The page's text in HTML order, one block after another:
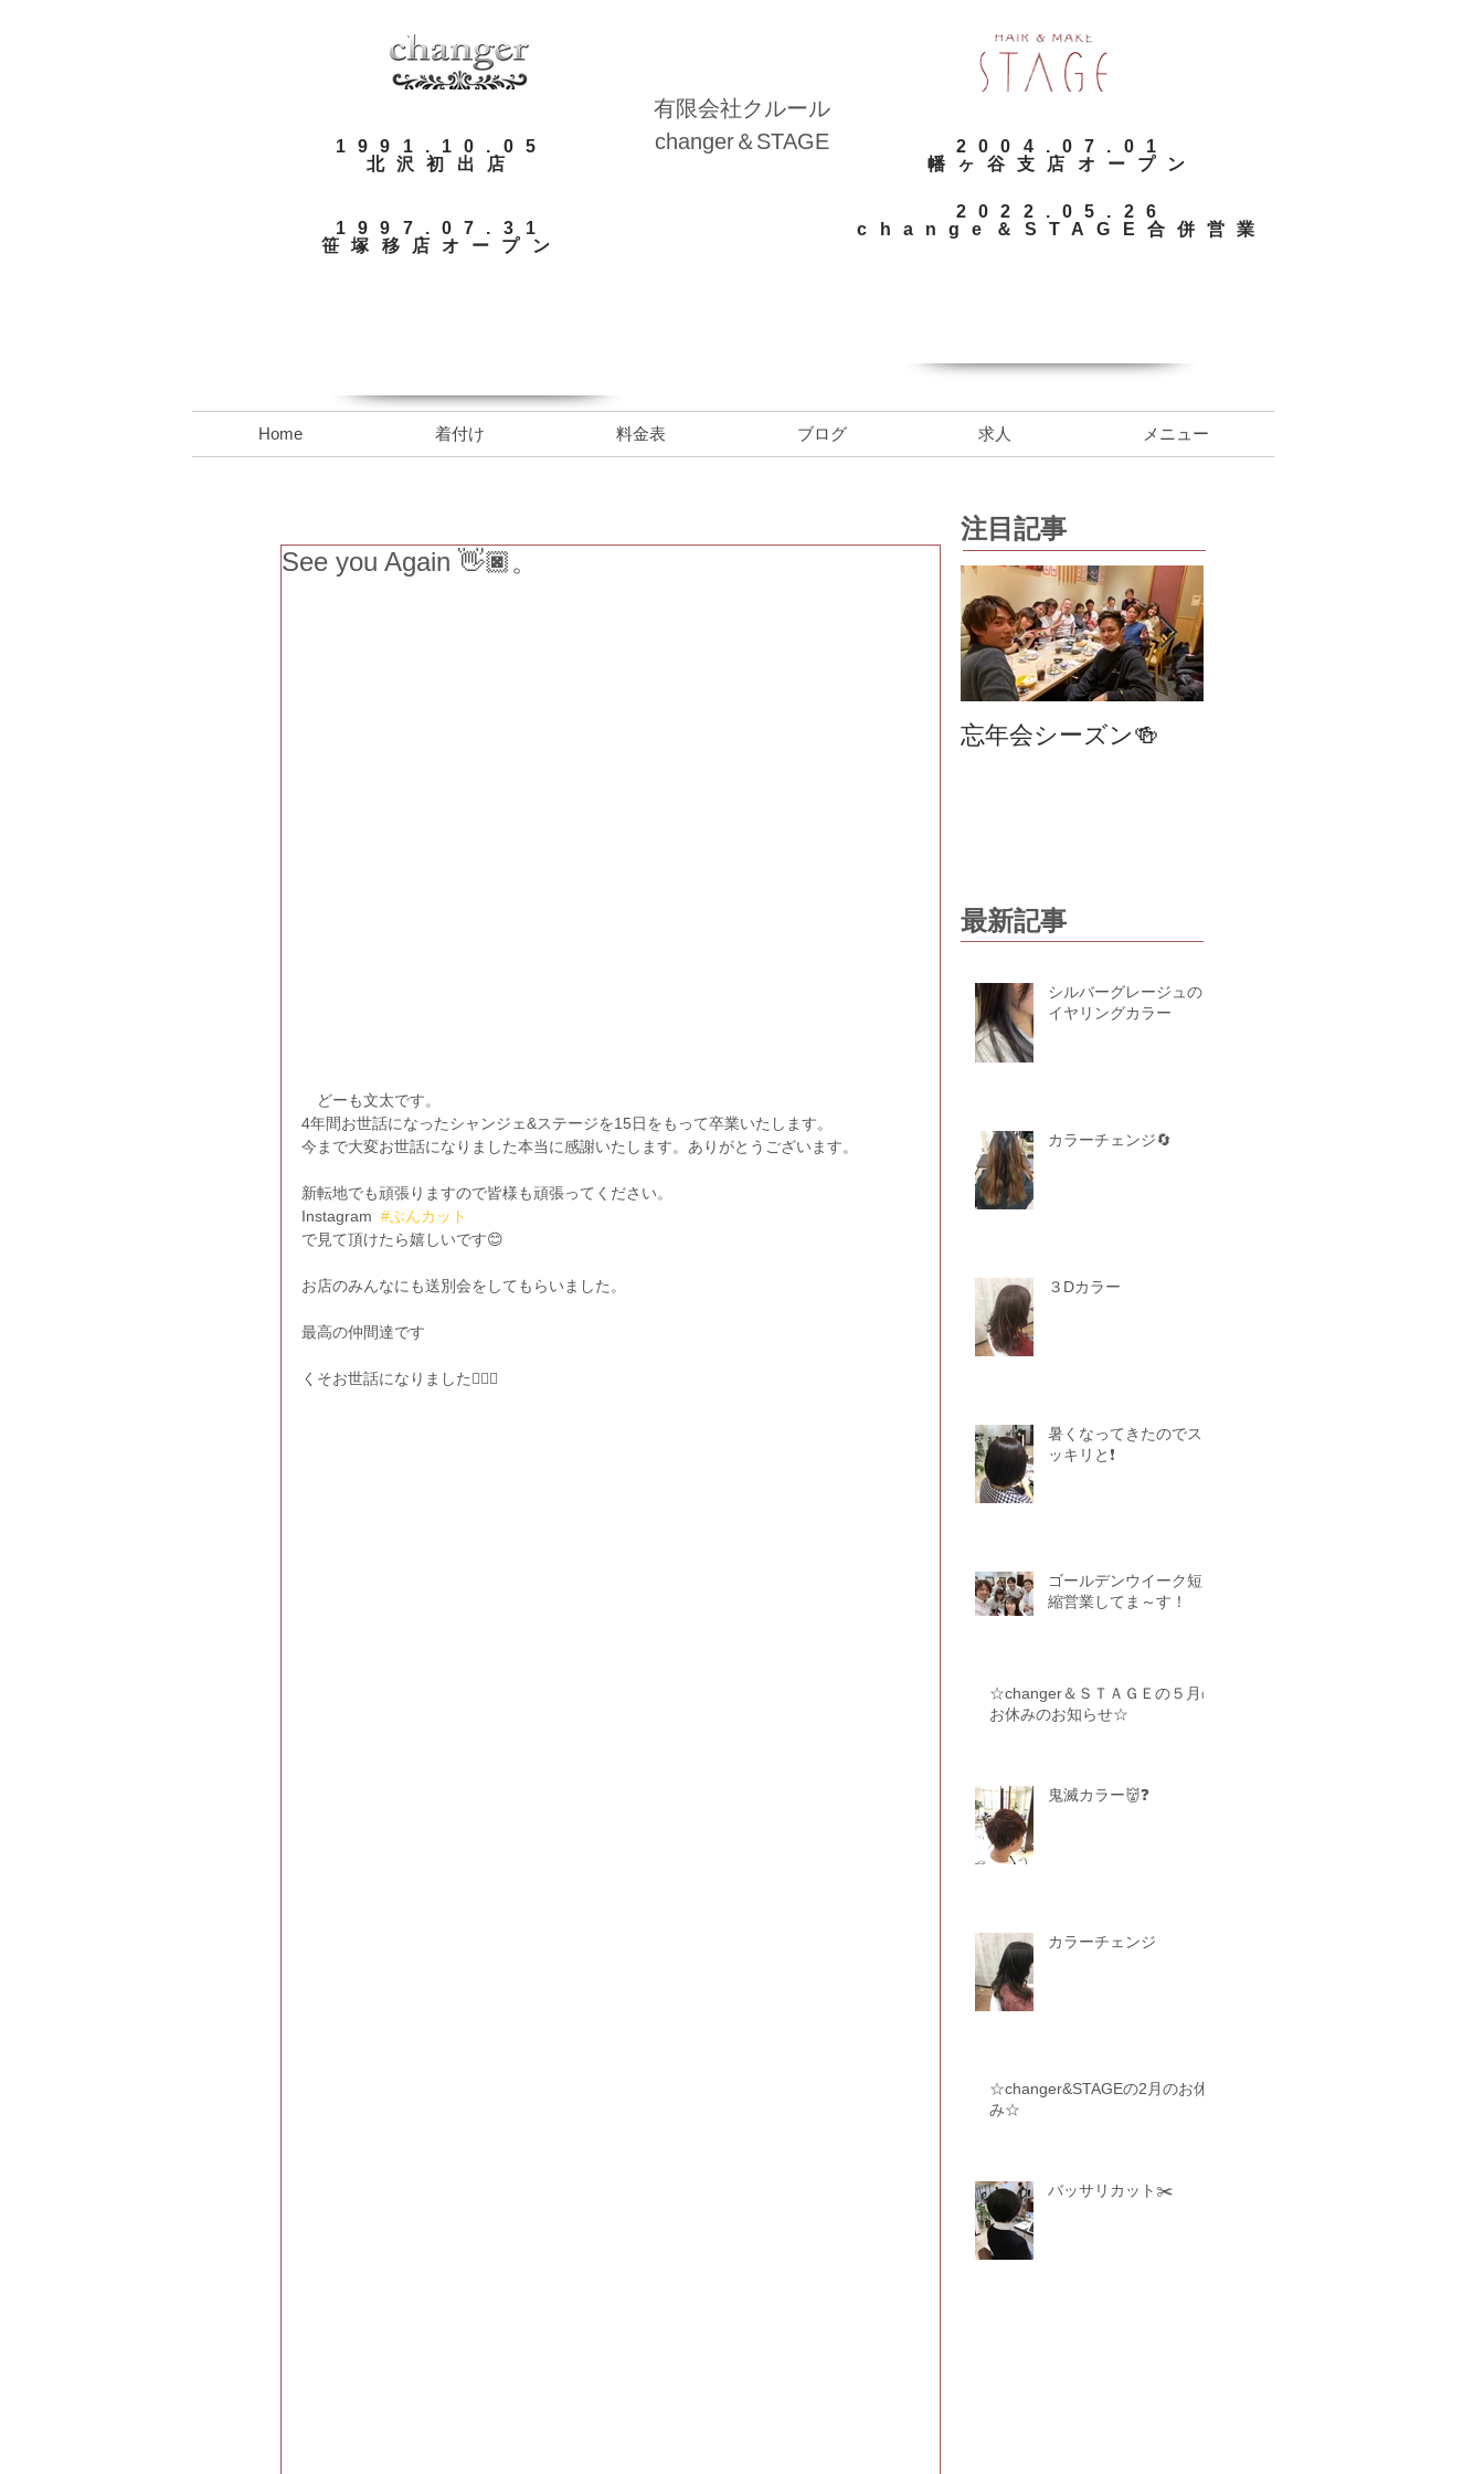
​1991.10.05
​北沢初出店
​2004.07.01
​幡ヶ谷支店オープン
​有限会社クルール
​changer＆STAGE
​1997.07.31
​​笹塚移店オープン
​2022.05.26
change＆STAGE合併営業
Home 着付け 料金表 ブログ 求人 メニュー
See you Again 👋🏿。
どーも文太です。
4年間お世話になったシャンジェ&ステージを15日をもって卒業いたします。
今まで大変お世話になりました本当に感謝いたします。ありがとうございます。
新転地でも頑張りますので皆様も頑張ってください。
Instagram #ぶんカット
で見て頂けたら嬉しいです😊
お店のみんなにも送別会をしてもらいました。
最高の仲間達です
くそお世話になりました🙇🏾‍♂️
注目記事
忘年会シーズン🍻
最新記事
シルバーグレージュの
イヤリングカラー
カラーチェンジ🔄
３Dカラー
暑くなってきたのでス
ッキリと❗️
ゴールデンウイーク短
縮営業してま～す！
☆changer＆ＳＴＡＧＥの５月の
お休みのお知らせ☆
鬼滅カラー👹❓
カラーチェンジ
☆changer&STAGEの2月のお休
み☆
バッサリカット✂️